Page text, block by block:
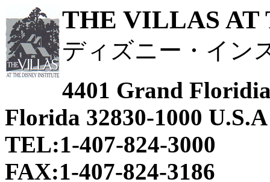
THE VILLAS AT
ディズニー・イン
4401 Grand
Florida 32830-1000 U.S.A
TEL:1-407-824-3000
FAX:1-407-824-3186